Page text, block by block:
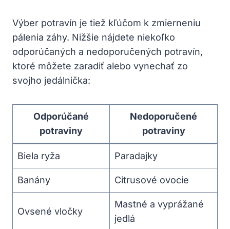
Výber potravín je tiež kľúčom k zmierneniu
pálenia záhy. Nižšie nájdete niekoľko
odporúčaných a nedoporučených potravín,
ktoré môžete zaradiť alebo vynechať zo
svojho jedálnička:
Odporúčané
potraviny
Nedoporučené
potraviny
Biela ryža Paradajky
Banány Citrusové ovocie
Ovsené vločky
Mastné a vyprážané
jedlá